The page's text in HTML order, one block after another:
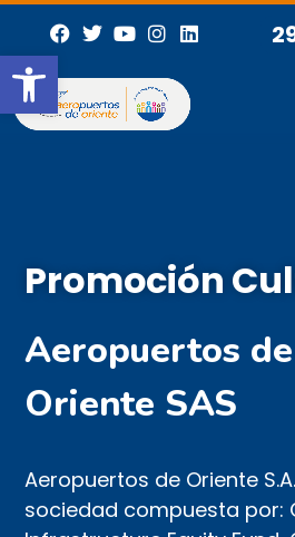
Open toolbar
Promoción
Aeropuertos de
Oriente SAS
Aeropuertos de Oriente
sociedad compuesta por: